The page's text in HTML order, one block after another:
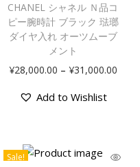
CHANEL シャネル Ｎ品コ
ピー腕時計 ブラック 琺瑯
ダイヤ入れ オーツムーブ
メント
¥28,000.00 – ¥31,000.00
Add to Wishlist
Sale!